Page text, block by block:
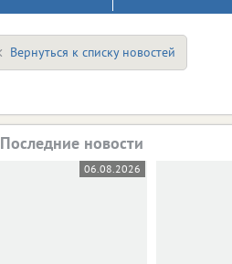
Вернуться к списку новостей
Последние новости
06.08.2026